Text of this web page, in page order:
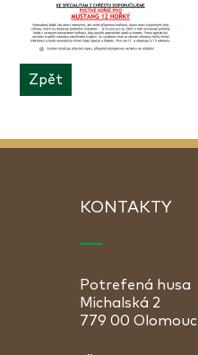
Zpět
KONTAKTY
Potrefená husa
Michalská 2
779 00 Olomouc